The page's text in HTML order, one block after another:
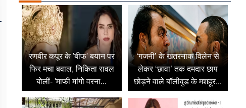
रणबीर कपूर के 'बीफ' बयान पर
फिर मचा बवाल, निकिता रावल
बोलीं- 'माफी मांगो वरना...
‘गजनी’ के खतरनाक विलेन से
लेकर ‘छावा’ तक दमदार छाप
छोड़ने वाले बॉलीवुड के मशहूर...